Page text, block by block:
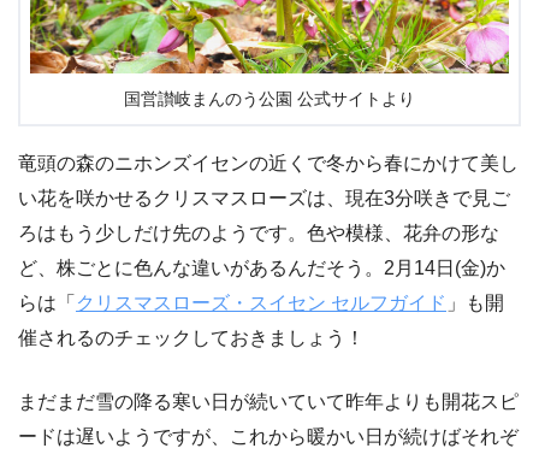
国営讃岐まんのう公園 公式サイトより
竜頭の森のニホンズイセンの近くで冬から春にかけて美し
い花を咲かせるクリスマスローズは、現在3分咲きで見ご
ろはもう少しだけ先のようです。色や模様、花弁の形な
ど、株ごとに色んな違いがあるんだそう。2月14日(金)か
らは「 クリスマスローズ・スイセン セルフガイド 」も開
催されるのチェックしておきましょう！
まだまだ雪の降る寒い日が続いていて昨年よりも開花スピ
ードは遅いようですが、これから暖かい日が続けばそれぞ